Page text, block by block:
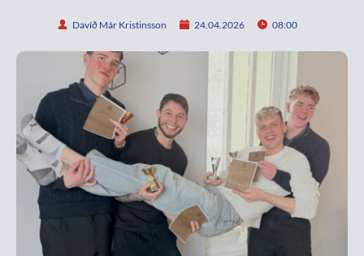
Davíð Már Kristinsson 24.04.2026 08:00